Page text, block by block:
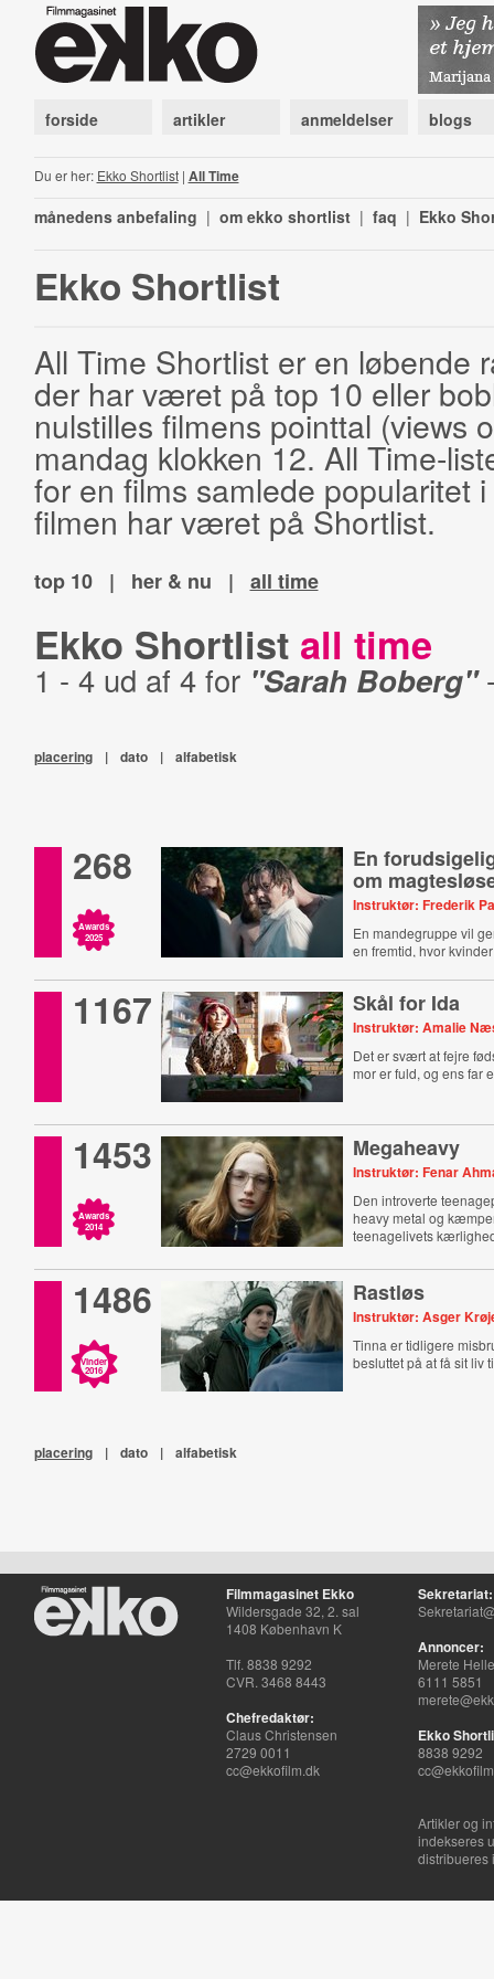
forside artikler anmeldelser blogs
Du er her: Ekko Shortlist| All Time
månedens anbefaling | om ekko shortlist | faq | Ekko
Ekko Shortlist
All Time Shortlist er en løbende
der har været på top 10 eller
nulstilles filmens pointtal (views
mandag klokken 12. All Time-
for en films samlede popularitet
filmen har været på Shortlist.
top 10 | her & nu | all time
Ekko Shortlist all time
1 - 4 ud af 4 for "Sarah Boberg"
placering | dato | alfabetisk
268
Awards
2025
En
om
Instruktør: Frederik
En mandegruppe vil
en fremtid, hvor
1167 Skål for Ida
Instruktør: Amalie
Det er svært at fejre
mor er fuld, og ens far
1453
Awards
2014
Megaheavy
Instruktør: Fenar
Den introverte
heavy metal og
teenagelivets
1486
Vinder
2016
Rastløs
Instruktør: Asger
Tinna er tidligere
besluttet på at få sit liv
placering | dato | alfabetisk
Filmmagasinet Ekko
Wildersgade 32, 2. sal
1408 København K
Tlf. 8838 9292
CVR. 3468 8443
Chefredaktør:
Claus Christensen
2729 0011
cc@ekkofilm.dk
Sekretariat:
Annoncer:
Merete
6111 5851
Ekko
8838 9292
Artikler og
indekseres
distribueres